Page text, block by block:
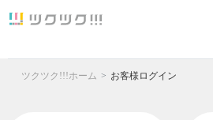
ツクツク!!!ホーム お客様ログイン